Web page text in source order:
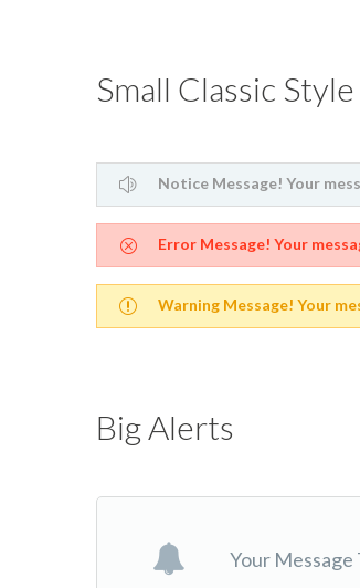
Small Classic Style
Notice Message! Your
Error Message! Your
Warning Message! Your
Big Alerts
Your